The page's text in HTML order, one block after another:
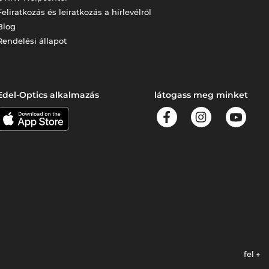
és leiratkozás a hírlevélről
állapot
Optics alkalmazás látogass meg minket
fel